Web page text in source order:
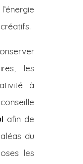
les
à
afin de
du
les